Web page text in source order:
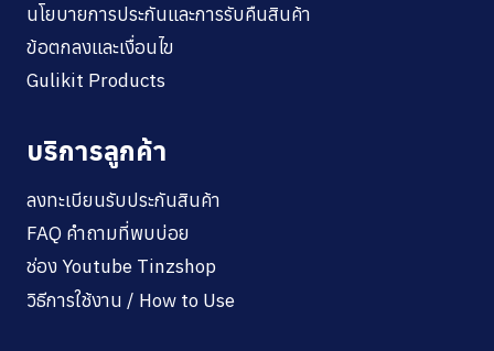
นโยบายการประกันและการรับคืนสินค้า
ข้อตกลงและเงื่อนไข
Gulikit Products
บริการลูกค้า
ลงทะเบียนรับประกันสินค้า
FAQ คำถามที่พบบ่อย
ช่อง Youtube Tinzshop
วิธีการใช้งาน / How to Use